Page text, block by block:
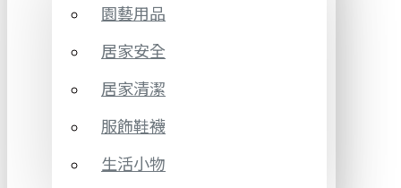
園藝用品
居家安全
居家清潔
服飾鞋襪
生活小物